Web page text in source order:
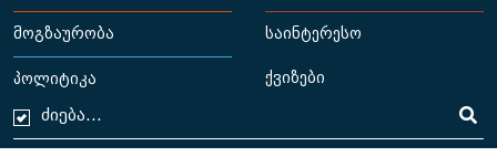
მოგზაურობა საინტერესო
პოლიტიკა ქვიზები